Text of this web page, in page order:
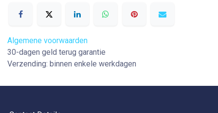
Algemene voorwaarden
30-dagen geld terug garantie
Verzending: binnen enkele werkdagen